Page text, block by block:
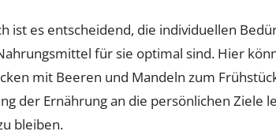
ist es entscheidend, die individuellen
für sie optimal sind. Hier
mit Beeren und Mandeln zum
der Ernährung an die persönlichen Ziele
bleiben.